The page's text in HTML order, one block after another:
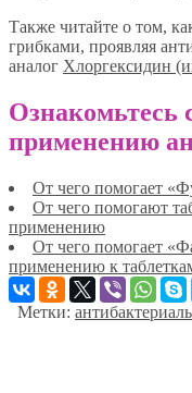
Также читайте о том,
грибками, проявляя
аналог Хлоргексидин
Ознакомьтесь
применению
От чего помогает
От чего помогают
применению
От чего помогает
применению к
Метки: